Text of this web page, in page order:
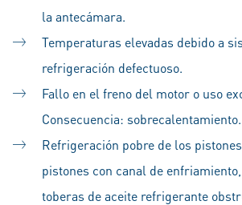
la antecámara.
Temperaturas elevadas debido a
refrigeración defectuoso.
Fallo en el freno del motor o uso
Consecuencia: sobrecalentamiento.
Refrigeración pobre de los
pistones con canal de
toberas de aceite refrigerante